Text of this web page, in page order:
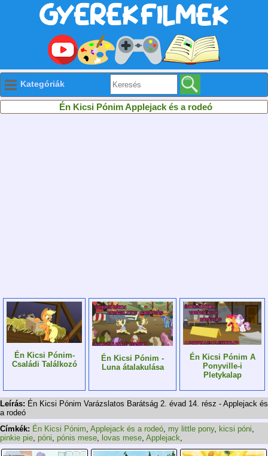
Kategóriák
Én Kicsi Pónim Applejack és a rodeó
Én Kicsi Pónim-
Családi Találkozó
Én Kicsi Pónim -
Luna átalakulása
Én Kicsi Pónim A
Ponyville-i
Pletykalap
Leírás: Én Kicsi Pónim Varázslatos Barátság 2. évad 14. rész - Applejack és
a rodeó
Címkék: Én Kicsi Pónim, Applejack és a rodeó, my little pony, kicsi póni,
pinkie pie, póni, pónis mese, lovas mese, Applejack,